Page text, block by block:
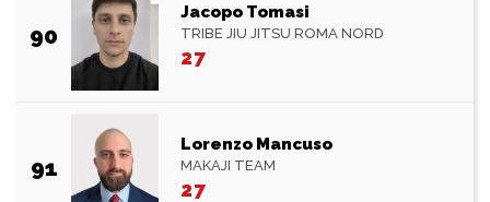
90
Jacopo Tomasi
TRIBE JIU JITSU ROMA NORD
27
91
Lorenzo Mancuso
MAKAJI TEAM
27